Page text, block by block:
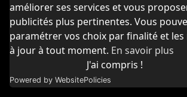
améliorer ses services et vous
publicités plus pertinentes. Vous
paramétrer vos choix par finalité et
à jour à tout moment. En savoir plus
J'ai compris !
Powered by WebsitePolicies